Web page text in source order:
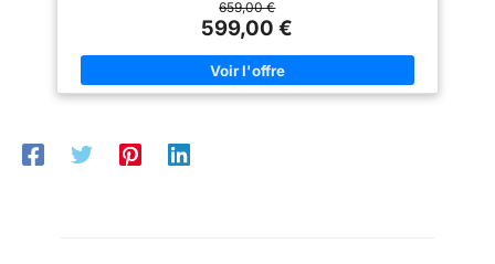
simple touche CAFÉ FRAÎCHEMENT MOULU : Chaque tasse est
préparée avec des grains fraîchement moulus grâce au moulin
intégré offrant 13 réglages ajustables pour un arôme et une
fraîcheur maximum VOTRE CAFÉ D'UNE SIMPLE TOUCHE:
avec Magnifica Plus, profitez de 18 boissons en une seul
touche, de l’Espresso au Cappuccino en passant au Flat White
barista FACILE ET INTELLIGENTE À UTILISER: découvrez une
659,00 €
599,00 €